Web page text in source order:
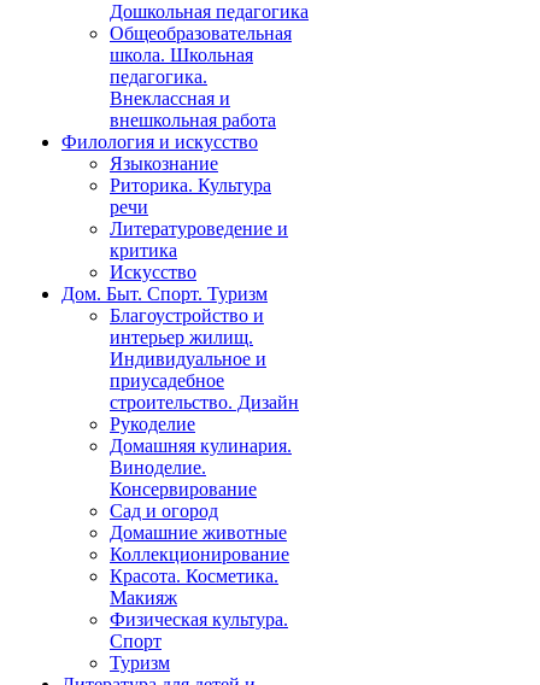
Дошкольная педагогика
Общеобразовательная
школа. Школьная
педагогика.
Внеклассная и
внешкольная работа
Филология и искусство
Языкознание
Риторика. Культура
речи
Литературоведение и
критика
Искусство
Дом. Быт. Спорт. Туризм
Благоустройство и
интерьер жилищ.
Индивидуальное и
приусадебное
строительство. Дизайн
Рукоделие
Домашняя кулинария.
Виноделие.
Консервирование
Сад и огород
Домашние животные
Коллекционирование
Красота. Косметика.
Макияж
Физическая культура.
Спорт
Туризм